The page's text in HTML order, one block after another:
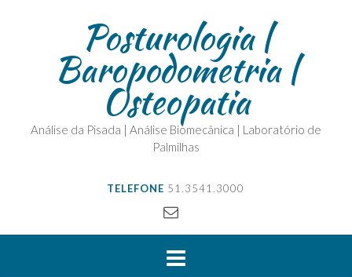
Posturologia |
Baropodometria |
Osteopatia
Análise da Pisada | Análise Biomecânica | Laboratório de
Palmilhas
TELEFONE 51.3541.3000